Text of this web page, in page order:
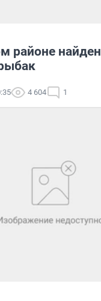
районе найден
4 604 1